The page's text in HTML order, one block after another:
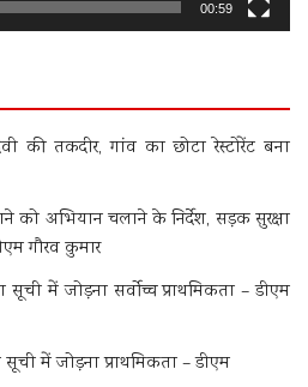
00:59
की तकदीर, गांव का छोटा रेस्टोरेंट बना
को अभियान चलाने के निर्देश, सड़क सुरक्षा
गौरव कुमार
सूची में जोड़ना सर्वोच्च प्राथमिकता – डीएम
सूची में जोड़ना प्राथमिकता – डीएम